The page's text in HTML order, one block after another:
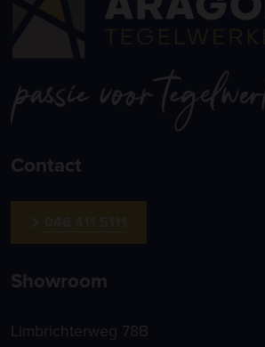
Contact
Showroom
Limbrichterweg 78B